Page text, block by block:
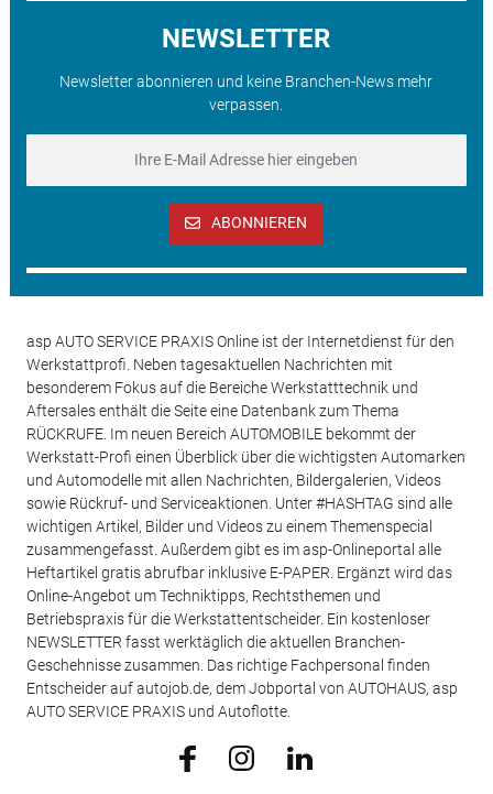
NEWSLETTER
Newsletter abonnieren und keine Branchen-News mehr
verpassen.
ABONNIEREN
asp AUTO SERVICE PRAXIS Online ist der Internetdienst für den
Werkstattprofi. Neben tagesaktuellen Nachrichten mit
besonderem Fokus auf die Bereiche Werkstatttechnik und
Aftersales enthält die Seite eine Datenbank zum Thema
RÜCKRUFE. Im neuen Bereich AUTOMOBILE bekommt der
Werkstatt-Profi einen Überblick über die wichtigsten Automarken
und Automodelle mit allen Nachrichten, Bildergalerien, Videos
sowie Rückruf- und Serviceaktionen. Unter #HASHTAG sind alle
wichtigen Artikel, Bilder und Videos zu einem Themenspecial
zusammengefasst. Außerdem gibt es im asp-Onlineportal alle
Heftartikel gratis abrufbar inklusive E-PAPER. Ergänzt wird das
Online-Angebot um Techniktipps, Rechtsthemen und
Betriebspraxis für die Werkstattentscheider. Ein kostenloser
NEWSLETTER fasst werktäglich die aktuellen Branchen-
Geschehnisse zusammen. Das richtige Fachpersonal finden
Entscheider auf autojob.de, dem Jobportal von AUTOHAUS, asp
AUTO SERVICE PRAXIS und Autoflotte.